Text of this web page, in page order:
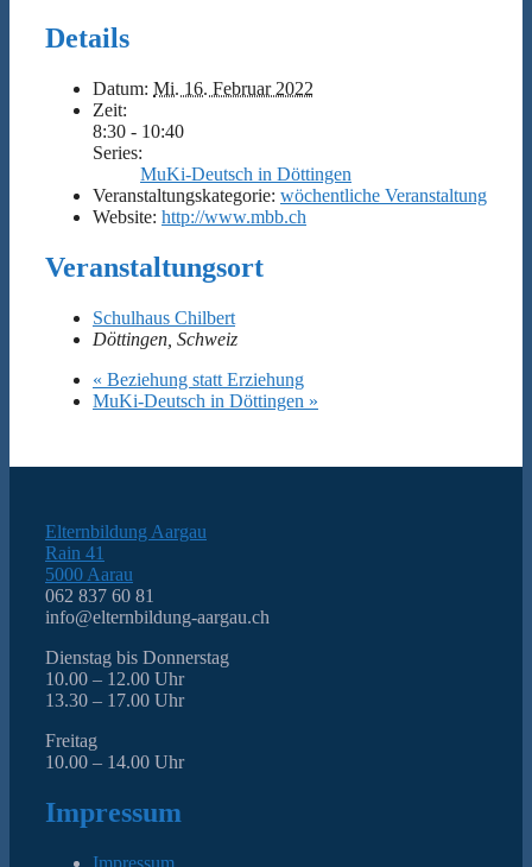
Details
Datum: Mi. 16. Februar 2022
Zeit:
8:30 - 10:40
Series:
MuKi-Deutsch in Döttingen
Veranstaltungskategorie: wöchentliche Veranstaltung
Website: http://www.mbb.ch
Veranstaltungsort
Schulhaus Chilbert
Döttingen Schweiz
« Beziehung statt Erziehung
MuKi-Deutsch in Döttingen »
Elternbildung Aargau
Rain 41
5000 Aarau
062 837 60 81
info@elternbildung-aargau.ch
Dienstag bis Donnerstag
10.00 – 12.00 Uhr
13.30 – 17.00 Uhr
Freitag
10.00 – 14.00 Uhr
Impressum
Impressum